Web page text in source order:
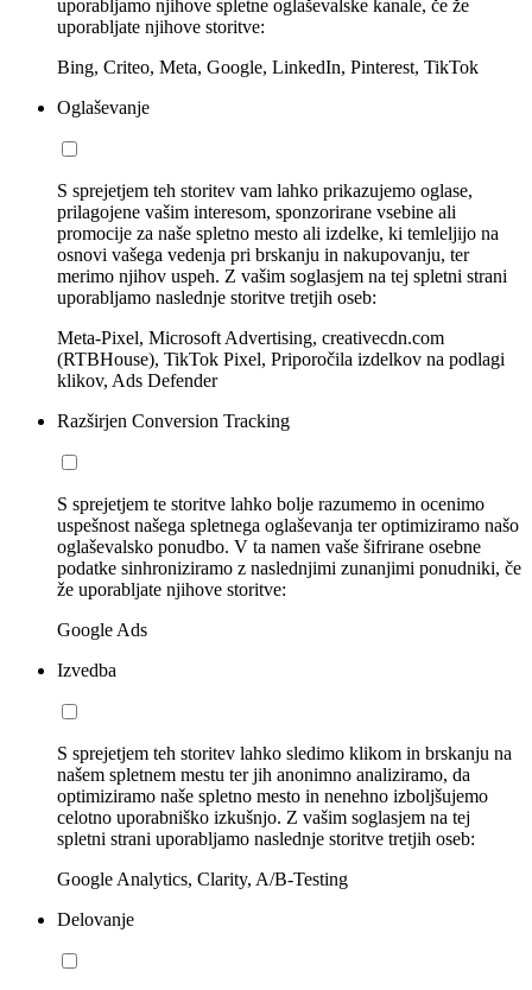
uporabljamo njihove spletne oglaševalske kanale, če že
uporabljate njihove storitve:
Bing, Criteo, Meta, Google, LinkedIn, Pinterest, TikTok
Oglaševanje
S sprejetjem teh storitev vam lahko prikazujemo oglase,
prilagojene vašim interesom, sponzorirane vsebine ali
promocije za naše spletno mesto ali izdelke, ki temleljijo na
osnovi vašega vedenja pri brskanju in nakupovanju, ter
merimo njihov uspeh. Z vašim soglasjem na tej spletni strani
uporabljamo naslednje storitve tretjih oseb:
Meta-Pixel, Microsoft Advertising, creativecdn.com
(RTBHouse), TikTok Pixel, Priporočila izdelkov na podlagi
klikov, Ads Defender
Razširjen Conversion Tracking
S sprejetjem te storitve lahko bolje razumemo in ocenimo
uspešnost našega spletnega oglaševanja ter optimiziramo našo
oglaševalsko ponudbo. V ta namen vaše šifrirane osebne
podatke sinhroniziramo z naslednjimi zunanjimi ponudniki, če
že uporabljate njihove storitve:
Google Ads
Izvedba
S sprejetjem teh storitev lahko sledimo klikom in brskanju na
našem spletnem mestu ter jih anonimno analiziramo, da
optimiziramo naše spletno mesto in nenehno izboljšujemo
celotno uporabniško izkušnjo. Z vašim soglasjem na tej
spletni strani uporabljamo naslednje storitve tretjih oseb:
Google Analytics, Clarity, A/B-Testing
Delovanje